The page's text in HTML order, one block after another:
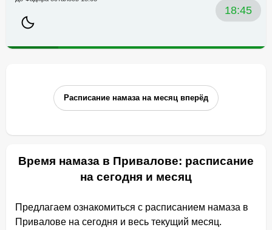
18:45
Расписание намаза на месяц вперёд
Время намаза в Привалове: расписание
на сегодня и месяц
Предлагаем ознакомиться с расписанием намаза в
Привалове на сегодня и весь текущий месяц.